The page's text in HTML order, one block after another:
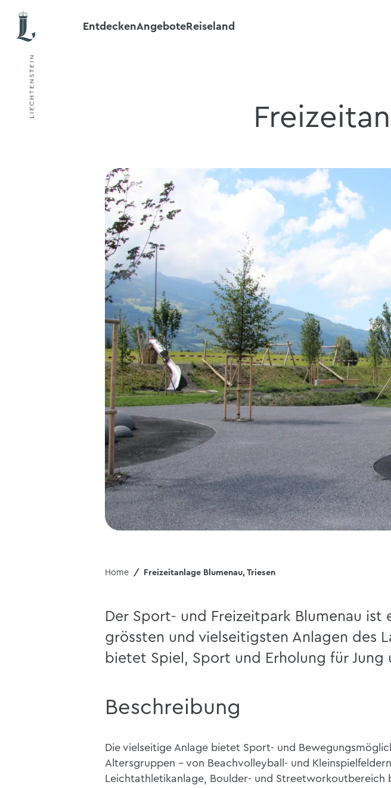
EntdeckenAngeboteReiseland
Home Freizeitanlage Blumenau, Triesen
Der Sport- und Freizeitpark Blumenau ist
grössten und vielseitigsten Anlagen des
bietet Spiel, Sport und Erholung für Jung
Beschreibung
Die vielseitige Anlage bietet Sport- und
Altersgruppen – von Beachvolleyball- und
Leichtathletikanlage, Boulder- und Streetworkoutbereich